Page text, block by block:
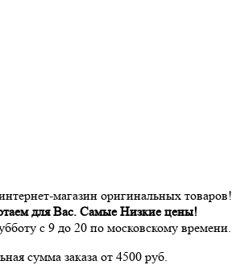
магазин оригинальных товаров!
для Вас. Самые Низкие цены!
с 9 до 20 по московскому времени.
сумма заказа от 4500 руб.